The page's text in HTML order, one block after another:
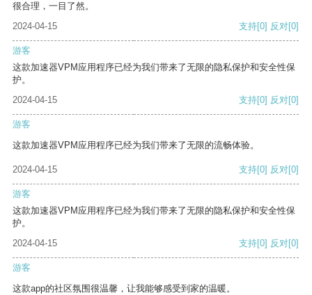
很合理，一目了然。
2024-04-15
支持[0] 反对[0]
游客
这款加速器VPM应用程序已经为我们带来了无限的隐私保护和安全性保
护。
2024-04-15
支持[0] 反对[0]
游客
这款加速器VPM应用程序已经为我们带来了无限的流畅体验。
2024-04-15 支持[0] 反对[0]
游客
这款加速器VPM应用程序已经为我们带来了无限的隐私保护和安全性保
护。
2024-04-15
支持[0] 反对[0]
游客
这款app的社区氛围很温馨，让我能够感受到家的温暖。